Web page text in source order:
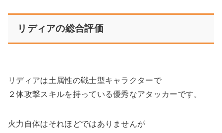
リディアの総合評価
リディアは土属性の戦士型キャラクターで
２体攻撃スキルを持っている優秀なアタッカーです。
火力自体はそれほどではありませんが